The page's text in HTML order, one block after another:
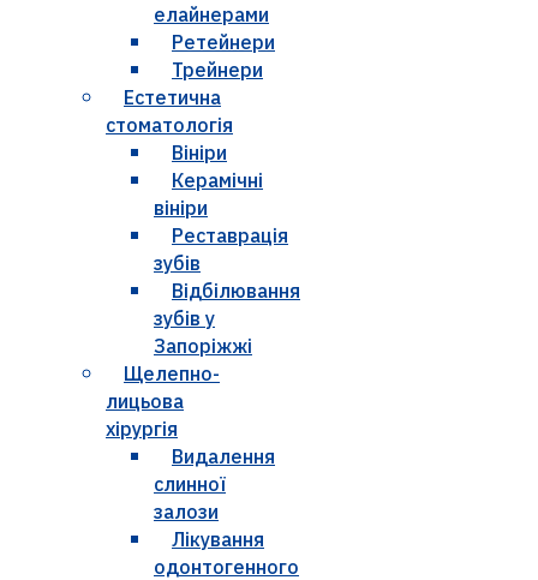
елайнерами
Ретейнери
Трейнери
Естетична
стоматологія
Вініри
Керамічні
вініри
Реставрація
зубів
Відбілювання
зубів у
Запоріжжі
Щелепно-
лицьова
хірургія
Видалення
слинної
залози
Лікування
одонтогенного